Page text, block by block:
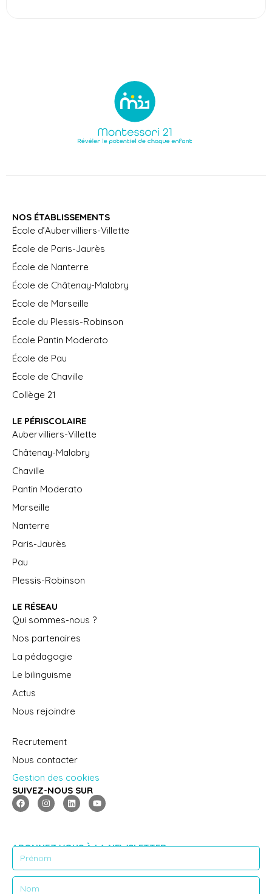
NOS ÉTABLISSEMENTS
École d’Aubervilliers-Villette
École de Paris-Jaurès
École de Nanterre
École de Châtenay-Malabry
École de Marseille
École du Plessis-Robinson
École Pantin Moderato
École de Pau
École de Chaville
Collège 21
LE PÉRISCOLAIRE
Aubervilliers-Villette
Châtenay-Malabry
Chaville
Pantin Moderato
Marseille
Nanterre
Paris-Jaurès
Pau
Plessis-Robinson
LE RÉSEAU
Qui sommes-nous ?
Nos partenaires
La pédagogie
Le bilinguisme
Actus
Nous rejoindre
Recrutement
Nous contacter
Gestion des cookies
SUIVEZ-NOUS SUR
ABONNEZ VOUS À LA NEWSLETTER